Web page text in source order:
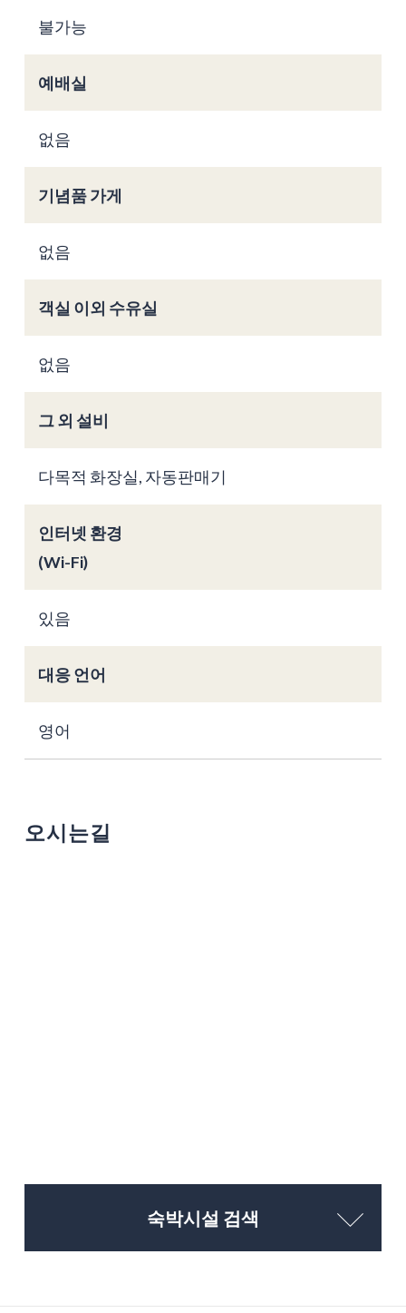
불가능
예배실
없음
기념품 가게
없음
객실 이외 수유실
없음
그 외 설비
다목적 화장실, 자동판매기
인터넷 환경
(Wi-Fi)
있음
대응 언어
영어
오시는길
숙박시설 검색